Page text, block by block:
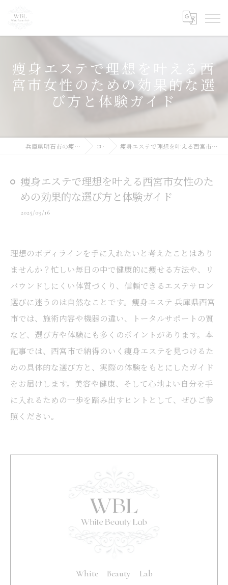
痩身エステで理想を叶える西
宮市女性のための効果的な選
び方と体験ガイド
兵庫県明石市の痩身ならWhite Beauty Lab コラム 痩身エステで理想を叶える西宮市女性のための効果的な選び方と体験ガイド
痩身エステで理想を叶える西宮市女性のた
めの効果的な選び方と体験ガイド
2025/09/16
理想のボディラインを手に入れたいと考えたことはあり
ませんか？忙しい毎日の中で健康的に痩せる方法や、リ
バウンドしにくい体質づくり、信頼できるエステサロン
選びに迷うのは自然なことです。痩身エステ 兵庫県西宮
市では、施術内容や機器の違い、トータルサポートの質
など、選び方や体験にも多くのポイントがあります。本
記事では、西宮市で納得のいく痩身エステを見つけるた
めの具体的な選び方と、実際の体験をもとにしたガイド
をお届けします。美容や健康、そして心地よい自分を手
に入れるための一歩を踏み出すヒントとして、ぜひご参
照ください。
White Beauty Lab